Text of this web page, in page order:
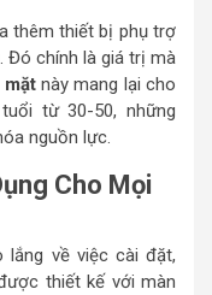
thêm thiết bị phụ trợ
Đó chính là giá trị mà
mặtnày mang lại cho
từ 30-50, những
nguồn lực.
Cho Mọi
lắng về việc cài đặt,
thiết kế với màn